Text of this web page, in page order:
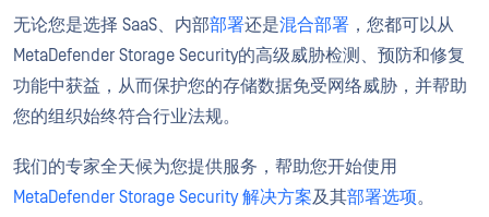
无论您是选择 SaaS、内部部署还是混合部署 ，您都可以从
MetaDefender Storage Security的高级威胁检测、预防和修复
功能中获益，从而保护您的存储数据免受网络威胁，并帮助
您的组织始终符合行业法规。
我们的专家全天候为您提供服务，帮助您开始使用
MetaDefender Storage Security 解决方案及其部署选项。